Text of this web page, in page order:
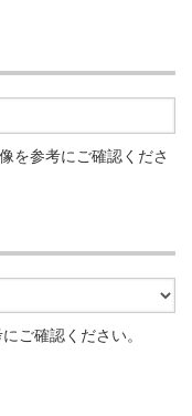
を参考にご確認くださ
ご確認ください。